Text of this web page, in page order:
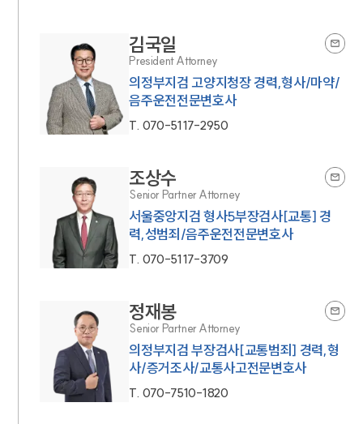
김국일
President Attorney
의정부지검 고양지청장 경력,형사/마약/
음주운전전문변호사
T. 070-5117-2950
조상수
Senior Partner Attorney
서울중앙지검 형사5부장검사[교통] 경
력,성범죄/음주운전전문변호사
T. 070-5117-3709
정재봉
Senior Partner Attorney
의정부지검 부장검사[교통범죄] 경력,형
사/증거조사/교통사고전문변호사
T. 070-7510-1820